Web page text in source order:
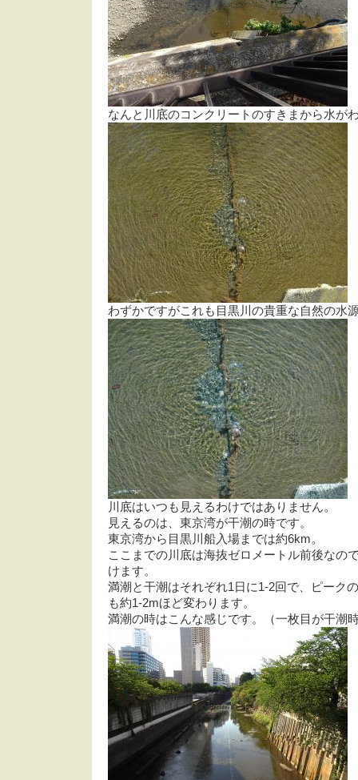
なんと川底のコンクリートのすきまから水が
わずかですがこれも目黒川の貴重な自然の水
川底はいつも見えるわけではありません。
見えるのは、東京湾が干潮の時です。
東京湾から目黒川船入場までは約6km。
ここまでの川底は海抜ゼロメートル前後なの
けます。
満潮と干潮はそれぞれ1日に1-2回で、ピーク
も約1-2mほど変わります。
満潮の時はこんな感じです。（一枚目が干潮